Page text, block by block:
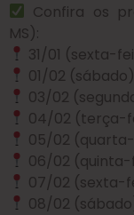
Confira os
MS):
31/01 (sexta-
01/02
03/02
04/02 (terça-
05/02 (quarta-
06/02 (quinta-
07/02 (sexta-
08/02